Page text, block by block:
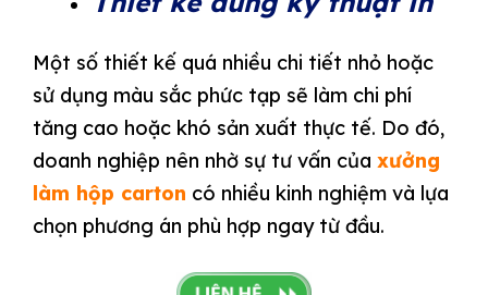
Một số thiết kế quá nhiều chi tiết nhỏ hoặc
sử dụng màu sắc phức tạp sẽ làm chi phí
tăng cao hoặc khó sản xuất thực tế. Do đó,
doanh nghiệp nên nhờ sự tư vấn của xưởng
làm hộp carton có nhiều kinh nghiệm và lựa
chọn phương án phù hợp ngay từ đầu.